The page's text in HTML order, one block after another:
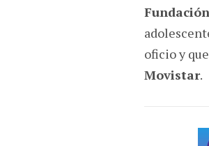
oficio y
Movistar.